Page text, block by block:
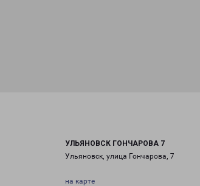
УЛЬЯНОВСК ГОНЧАРОВА 7
Ульяновск, улица Гончарова, 7
на карте